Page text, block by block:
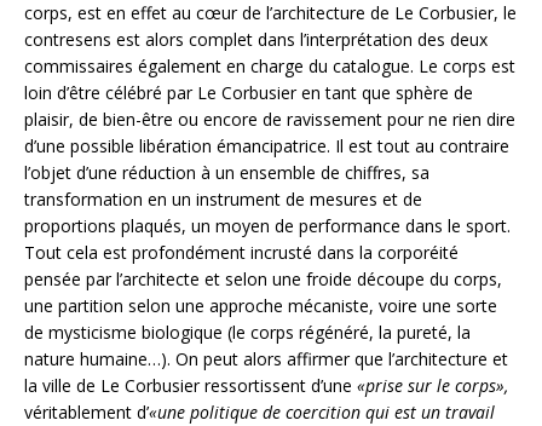
corps, est en effet au cœur de l’architecture de Le Corbusier, le
contresens est alors complet dans l’interprétation des deux
commissaires également en charge du catalogue. Le corps est
loin d’être célébré par Le Corbusier en tant que sphère de
plaisir, de bien-être ou encore de ravissement pour ne rien dire
d’une possible libération émancipatrice. Il est tout au contraire
l’objet d’une réduction à un ensemble de chiffres, sa
transformation en un instrument de mesures et de
proportions plaqués, un moyen de performance dans le sport.
Tout cela est profondément incrusté dans la corporéité
pensée par l’architecte et selon une froide découpe du corps,
une partition selon une approche mécaniste, voire une sorte
de mysticisme biologique (le corps régénéré, la pureté, la
nature humaine…). On peut alors affirmer que l’architecture et
la ville de Le Corbusier ressortissent d’une «prise sur le corps»,
véritablement d’«une politique de coercition qui est un travail